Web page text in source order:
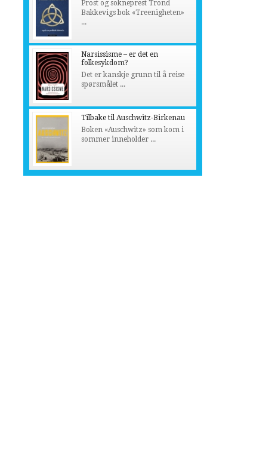
Prost og sokneprest Trond
Bakkevigs bok «Treenigheten»
...
Narsissisme – er det en
folkesykdom?
Det er kanskje grunn til å reise
spørsmålet ...
Tilbake til Auschwitz-Birkenau
Boken «Auschwitz» som kom i
sommer inneholder ...